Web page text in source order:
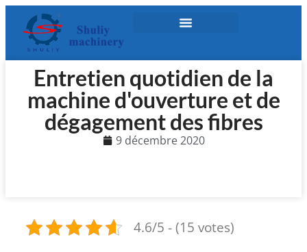
Entretien quotidien de la
machine d'ouverture et de
dégagement des fibres
9 décembre 2020
4.6/5 - (15 votes)